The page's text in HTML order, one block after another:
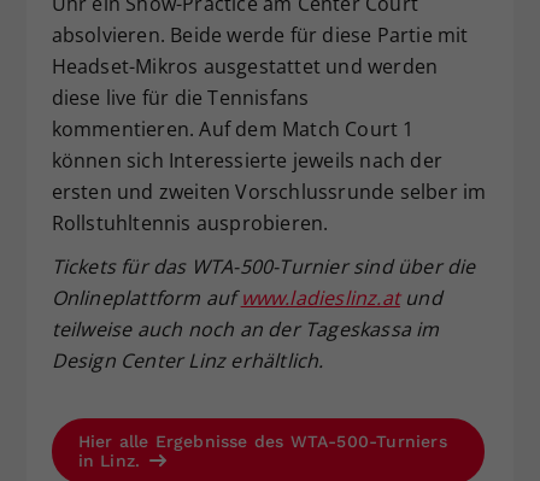
absolvieren. Beide werde für diese Partie mit
Headset-Mikros ausgestattet und werden
diese live für die Tennisfans
kommentieren. Auf dem Match Court 1
können sich Interessierte jeweils nach der
ersten und zweiten Vorschlussrunde selber im
Rollstuhltennis ausprobieren.
Tickets für das WTA-500-Turniersindüber die
Onlineplattform auf www.ladieslinz.atund
teilweise auch noch an der Tageskassaim
Design Center Linz erhältlich.
Hier alle Ergebnisse des WTA-500-Turniers
in Linz.